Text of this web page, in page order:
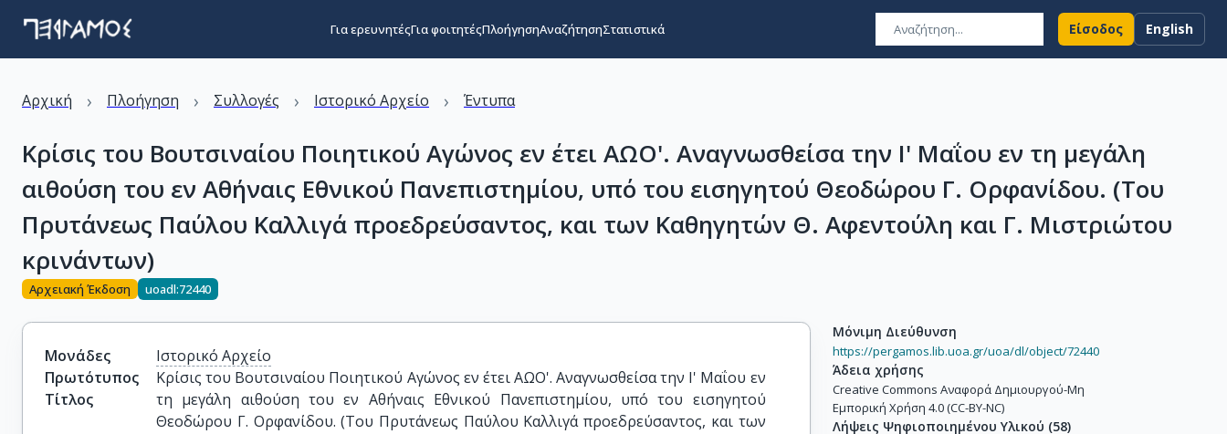
Για ερευνητέςΓια φοιτητέςΠλοήγησηΑναζήτησηΣτατιστικά Είσοδος English
Αρχική › Πλοήγηση › Συλλογές › Ιστορικό Αρχείο › Έντυπα
Κρίσις του Βουτσιναίου Ποιητικού Αγώνος εν έτει ΑΩΟ'. Αναγνωσθείσα την Ι' Μαΐου εν τη μεγάλη
αιθούση του εν Αθήναις Εθνικού Πανεπιστημίου, υπό του εισηγητού Θεοδώρου Γ. Ορφανίδου. (Του
Πρυτάνεως Παύλου Καλλιγά προεδρεύσαντος, και των Καθηγητών Θ. Αφεντούλη και Γ. Μιστριώτου
κρινάντων)
Αρχειακή Έκδοση uoadl:72440
Μονάδες
Ιστορικό Αρχείο
Πρωτότυπος
Τίτλος
Κρίσις του Βουτσιναίου Ποιητικού Αγώνος εν έτει ΑΩΟ'. Αναγνωσθείσα την Ι' Μαΐου εν
τη μεγάλη αιθούση του εν Αθήναις Εθνικού Πανεπιστημίου, υπό του εισηγητού
Θεοδώρου Γ. Ορφανίδου. (Του Πρυτάνεως Παύλου Καλλιγά προεδρεύσαντος, και των
Μόνιμη Διεύθυνση
https://pergamos.lib.uoa.gr/uoa/dl/object/72440
Άδεια χρήσης
Creative Commons Αναφορά Δημιουργού-Μη
Εμπορική Χρήση 4.0 (CC-BY-NC)
Λήψεις Ψηφιοποιημένου Υλικού (58)